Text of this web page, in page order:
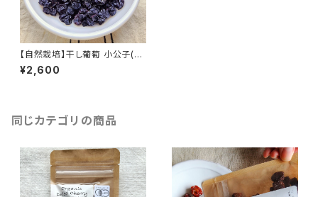
【自然栽培】干し葡萄 小公子(種
あり) 60g 南アルプスのオー
ガニック・ドライフルーツ
¥2,600
同じカテゴリの商品